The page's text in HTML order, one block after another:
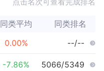
点击名次可查看完成排名
同类平均 同类排名
0.00% --/--
-7.86% 5066/5349